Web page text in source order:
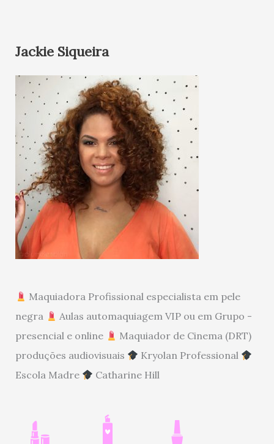
Jackie Siqueira
Maquiadora Profissional especialista em pele
negra
Aulas automaquiagem VIP ou em Grupo -
presencial e online
Maquiador de Cinema (DRT)
produções audiovisuais
Kryolan Professional
Escola Madre
Catharine Hill